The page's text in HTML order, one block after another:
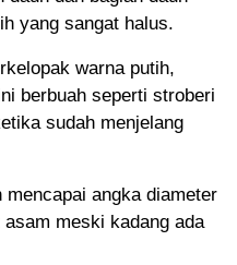
yang sangat halus.
warna putih,
berbuah seperti stroberi
sudah menjelang
angka diameter
meski kadang ada